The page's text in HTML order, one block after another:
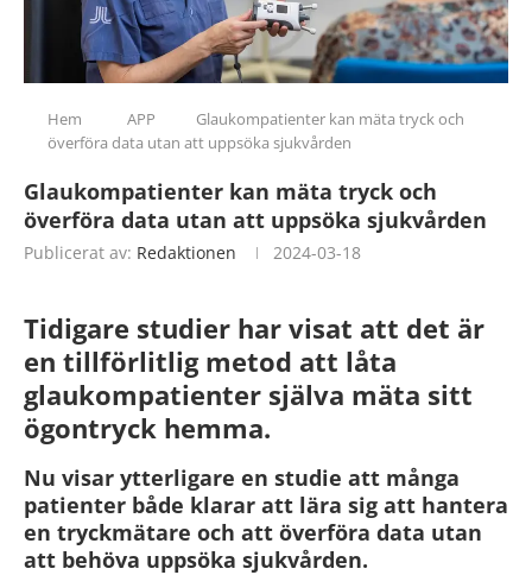
Hem APP
Glaukompatienter kan mäta tryck och
överföra data utan att uppsöka sjukvården
Glaukompatienter kan mäta tryck och
överföra data utan att uppsöka sjukvården
Publicerat av: Redaktionen 2024-03-18
Tidigare studier har visat att det är
en tillförlitlig metod att låta
glaukompatienter själva mäta sitt
ögontryck hemma.
Nu visar ytterligare en studie att många
patienter både klarar att lära sig att hantera
en tryckmätare och att överföra data utan
att behöva uppsöka sjukvården.